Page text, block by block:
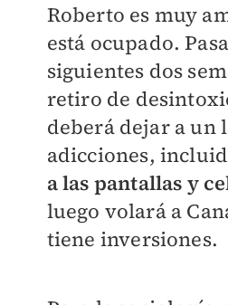
Roberto es muy
está ocupado.
siguientes dos
retiro de
deberá dejar a un
adicciones,
a las pantallas y
luego volará a
tiene inversiones.